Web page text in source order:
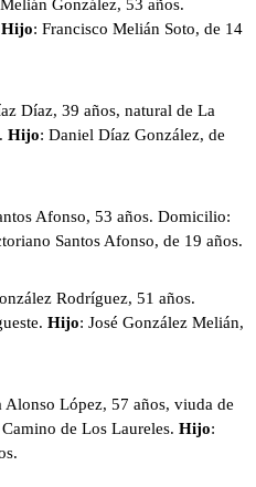
González, 53 años.
Hijo: Francisco Melián Soto, de 14
Díaz, 39 años, natural de La
Hijo: Daniel Díaz González, de
Afonso, 53 años. Domicilio:
Santos Afonso, de 19 años.
Rodríguez, 51 años.
Hijo: José González Melián,
Alonso López, 57 años, viuda de
de Los Laureles. Hijo: